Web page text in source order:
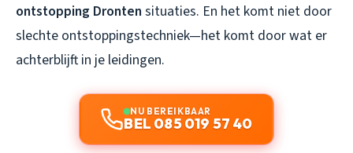
ontstopping Dronten situaties. En het komt niet door
slechte ontstoppingstechniek—het komt door wat er
achterblijft in je leidingen.
NU BEREIKBAAR
BEL 085 019 57 40